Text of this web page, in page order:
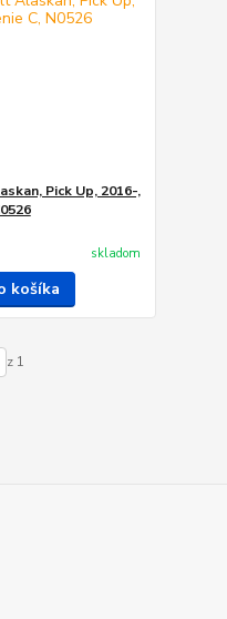
Pick Up, 2016-,
skladom
košíka
z 1